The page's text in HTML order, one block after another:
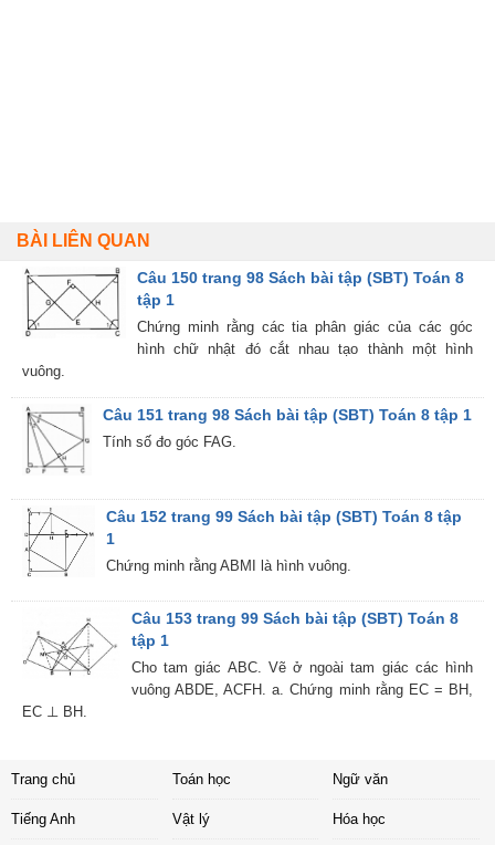
BÀI LIÊN QUAN
Câu 150 trang 98 Sách bài tập (SBT) Toán 8
tập 1
Chứng minh rằng các tia phân giác của các góc
hình chữ nhật đó cắt nhau tạo thành một hình
vuông.
Câu 151 trang 98 Sách bài tập (SBT) Toán 8 tập 1
Tính số đo góc FAG.
Câu 152 trang 99 Sách bài tập (SBT) Toán 8 tập
1
Chứng minh rằng ABMI là hình vuông.
Câu 153 trang 99 Sách bài tập (SBT) Toán 8
tập 1
Cho tam giác ABC. Vẽ ở ngoài tam giác các hình
vuông ABDE, ACFH. a. Chứng minh rằng EC = BH,
EC ⊥ BH.
Trang chủ Toán học Ngữ văn
Tiếng Anh Vật lý Hóa học